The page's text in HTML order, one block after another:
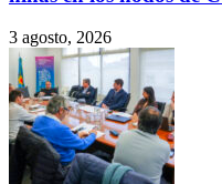
3 agosto, 2026